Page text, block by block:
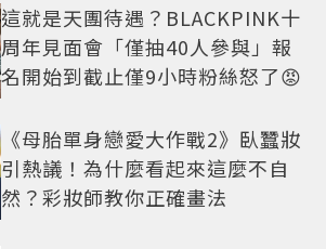
這就是天團待遇？BLACKPINK十
周年見面會「僅抽40人參與」報
名開始到截止僅9小時粉絲怒了😡
《母胎單身戀愛大作戰2》臥蠶妝
引熱議！為什麼看起來這麼不自
然？彩妝師教你正確畫法